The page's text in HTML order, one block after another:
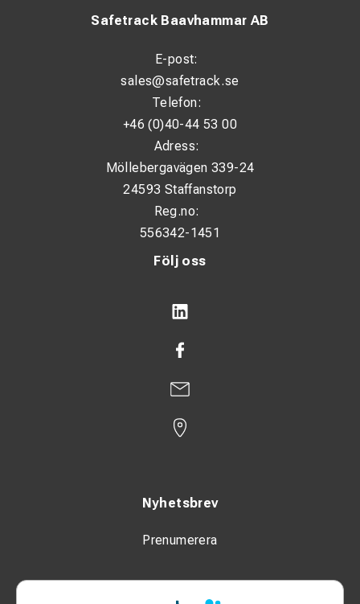
Följ oss
Nyhetsbrev
Prenumerera
Safetrack Baavhammar AB
E-post:
sales@safetrack.se
Telefon:
+46 (0)40-44 53 00
Adress:
Möllebergavägen 339-24
24593 Staffanstorp
Reg.no:
556342-1451